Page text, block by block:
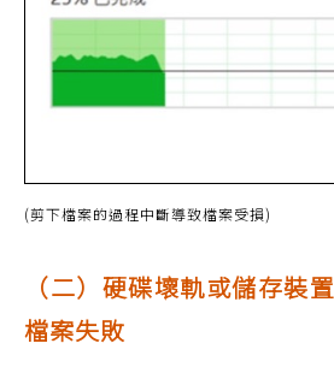
(剪下檔案的過程中斷導致檔案受損)
（二）硬碟壞軌或儲存裝
檔案失敗